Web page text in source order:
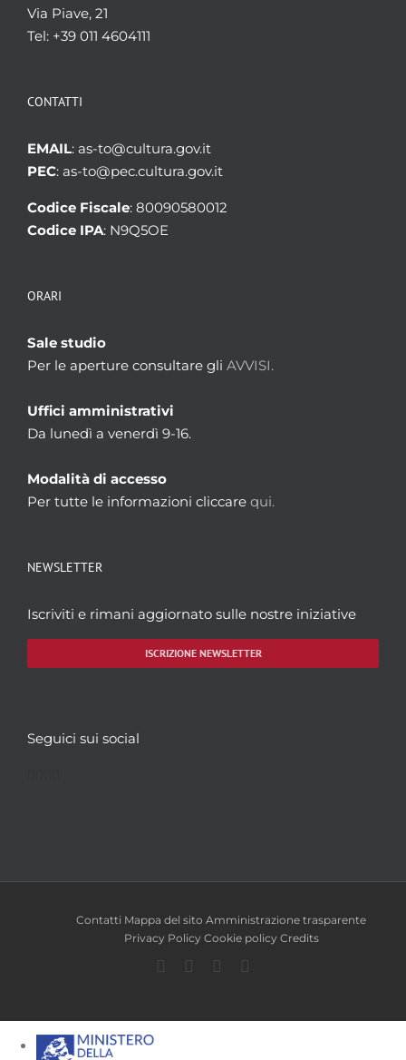
Via Piave, 21
Tel: +39 011 4604111
CONTATTI
EMAIL: as-to@cultura.gov.it
PEC: as-to@pec.cultura.gov.it
Codice Fiscale: 80090580012
Codice IPA: N9Q5OE
ORARI
Sale studio
Per le aperture consultare gli AVVISI.
Uffici amministrativi
Da lunedì a venerdì 9-16.
Modalità di accesso
Per tutte le informazioni cliccare qui.
NEWSLETTER
Iscriviti e rimani aggiornato sulle nostre iniziative
ISCRIZIONE NEWSLETTER
Seguici sui social
Contatti Mappa del sito Amministrazione trasparente
Privacy Policy Cookie policy Credits
Facebook
TwitterYouTube